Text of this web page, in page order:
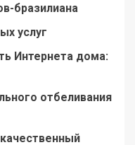
бразилиана
услуг
Интернета дома:
отбеливания